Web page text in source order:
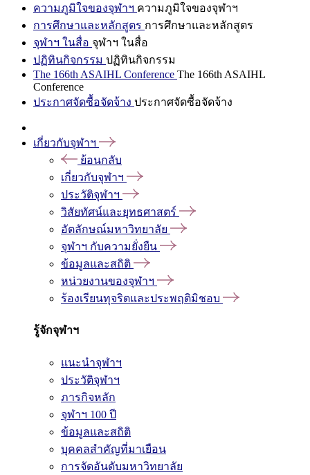
ความภูมิใจของจุฬาฯ ความภูมิใจของจุฬาฯ
การศึกษาและหลักสูตร การศึกษาและหลักสูตร
จุฬาฯ ในสื่อ จุฬาฯ ในสื่อ
ปฏิทินกิจกรรม ปฏิทินกิจกรรม
The 166th ASAIHL Conference The 166th ASAIHL
Conference
ประกาศจัดซื้อจัดจ้าง ประกาศจัดซื้อจัดจ้าง
เกี่ยวกับจุฬาฯ
ย้อนกลับ
เกี่ยวกับจุฬาฯ
ประวัติจุฬาฯ
วิสัยทัศน์และยุทธศาสตร์
อัตลักษณ์มหาวิทยาลัย
จุฬาฯ กับความยั่งยืน
ข้อมูลและสถิติ
หน่วยงานของจุฬาฯ
ร้องเรียนทุจริตและประพฤติมิชอบ
รู้จักจุฬาฯ
แนะนำจุฬาฯ
ประวัติจุฬาฯ
ภารกิจหลัก
จุฬาฯ 100 ปี
ข้อมูลและสถิติ
บุคคลสำคัญที่มาเยือน
การจัดอันดับมหาวิทยาลัย